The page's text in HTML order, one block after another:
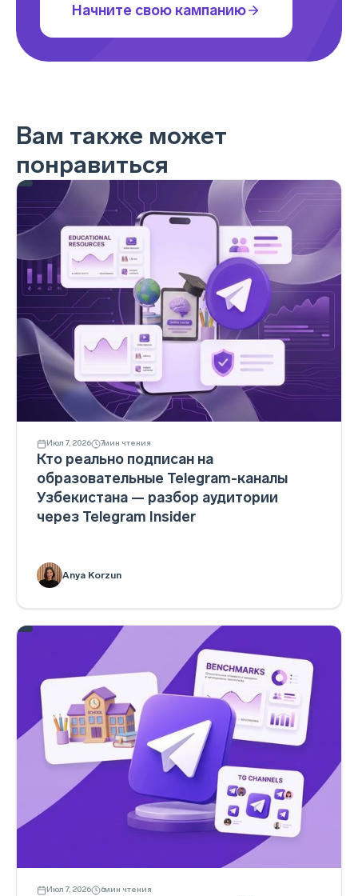
Начните свою кампанию
Вам также может
понравиться
Июл 7, 2026 7мин чтения
Кто реально подписан на
образовательные Telegram-каналы
Узбекистана — разбор аудитории
через Telegram Insider
Anya Korzun
Июл 7, 2026 6мин чтения